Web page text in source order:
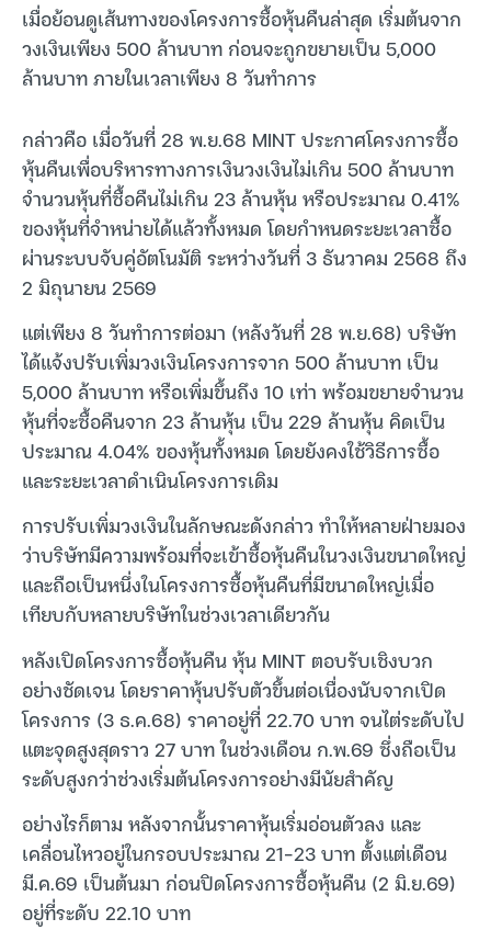
เมื่อย้อนดูเส้นทางของโครงการซื้อหุ้นคืนล่าสุด เริ่มต้นจาก
วงเงินเพียง 500 ล้านบาท ก่อนจะถูกขยายเป็น 5,000
ล้านบาท ภายในเวลาเพียง 8 วันทำการ
กล่าวคือ เมื่อวันที่ 28 พ.ย.68 MINT ประกาศโครงการซื้อ
หุ้นคืนเพื่อบริหารทางการเงินวงเงินไม่เกิน 500 ล้านบาท
จำนวนหุ้นที่ซื้อคืนไม่เกิน 23 ล้านหุ้น หรือประมาณ 0.41%
ของหุ้นที่จำหน่ายได้แล้วทั้งหมด โดยกำหนดระยะเวลาซื้อ
ผ่านระบบจับคู่อัตโนมัติ ระหว่างวันที่ 3 ธันวาคม 2568 ถึง
2 มิถุนายน 2569
แต่เพียง 8 วันทำการต่อมา (หลังวันที่ 28 พ.ย.68) บริษัท
ได้แจ้งปรับเพิ่มวงเงินโครงการจาก 500 ล้านบาท เป็น
5,000 ล้านบาท หรือเพิ่มขึ้นถึง 10 เท่า พร้อมขยายจำนวน
หุ้นที่จะซื้อคืนจาก 23 ล้านหุ้น เป็น 229 ล้านหุ้น คิดเป็น
ประมาณ 4.04% ของหุ้นทั้งหมด โดยยังคงใช้วิธีการซื้อ
และระยะเวลาดำเนินโครงการเดิม
การปรับเพิ่มวงเงินในลักษณะดังกล่าว ทำให้หลายฝ่ายมอง
ว่าบริษัทมีความพร้อมที่จะเข้าซื้อหุ้นคืนในวงเงินขนาดใหญ่
และถือเป็นหนึ่งในโครงการซื้อหุ้นคืนที่มีขนาดใหญ่เมื่อ
เทียบกับหลายบริษัทในช่วงเวลาเดียวกัน
หลังเปิดโครงการซื้อหุ้นคืน หุ้น MINT ตอบรับเชิงบวก
อย่างชัดเจน โดยราคาหุ้นปรับตัวขึ้นต่อเนื่องนับจากเปิด
โครงการ (3 ธ.ค.68) ราคาอยู่ที่ 22.70 บาท จนไต่ระดับไป
แตะจุดสูงสุดราว 27 บาท ในช่วงเดือน ก.พ.69 ซึ่งถือเป็น
ระดับสูงกว่าช่วงเริ่มต้นโครงการอย่างมีนัยสำคัญ
อย่างไรก็ตาม หลังจากนั้นราคาหุ้นเริ่มอ่อนตัวลง และ
เคลื่อนไหวอยู่ในกรอบประมาณ 21-23 บาท ตั้งแต่เดือน
มี.ค.69 เป็นต้นมา ก่อนปิดโครงการซื้อหุ้นคืน (2 มิ.ย.69)
อยู่ที่ระดับ 22.10 บาท